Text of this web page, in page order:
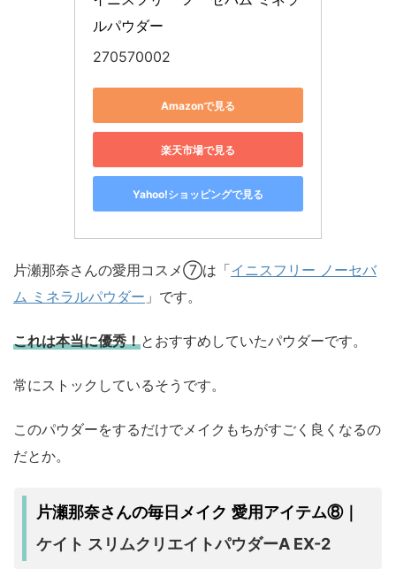
ルパウダー
270570002
Amazonで見る
楽天市場で見る
Yahoo!ショッピングで見る
片瀬那奈さんの愛用コスメ⑦は「イニスフリー ノーセバ
ム ミネラルパウダー 」です。
これは本当に優秀！とおすすめしていたパウダーです。
常にストックしているそうです。
このパウダーをするだけでメイクもちがすごく良くなるの
だとか。
片瀬那奈さんの毎日メイク 愛用アイテム⑧｜
ケイト スリムクリエイトパウダーA EX-2